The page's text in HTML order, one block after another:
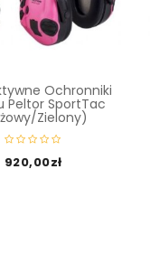
Ochronniki
Peltor SportTac
Zielony)
920,00zł